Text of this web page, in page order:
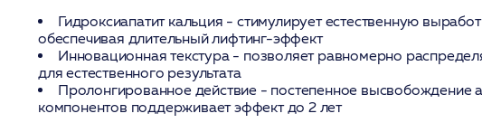
Гидроксиапатит кальция - стимулирует естественную
обеспечивая длительный лифтинг-эффект
Инновационная текстура- позволяет равномерно
для естественного результата
Пролонгированное действие - постепенное высвобождение
компонентов поддерживает эффект до 2 лет